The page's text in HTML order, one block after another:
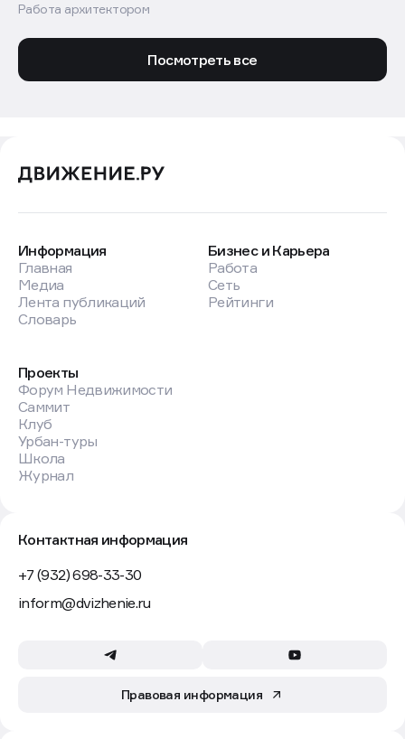
Работа архитектором
Посмотреть все
Информация
Главная
Медиа
Лента публикаций
Словарь
Бизнес и Карьера
Работа
Сеть
Рейтинги
Проекты
Форум Недвижимости
Саммит
Клуб
Урбан-туры
Школа
Журнал
Контактная информация
+7 (932) 698-33-30
inform@dvizhenie.ru
Правовая информация